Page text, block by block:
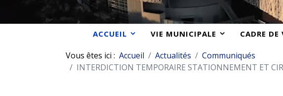
ACCUEIL VIE MUNICIPALE CADRE DE
Vous êtes ici : Accueil Actualités
Communiqués
INTERDICTION TEMPORAIRE STATIONNEMENT ET